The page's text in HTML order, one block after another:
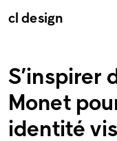
cl design
S’inspirer
Monet
identité